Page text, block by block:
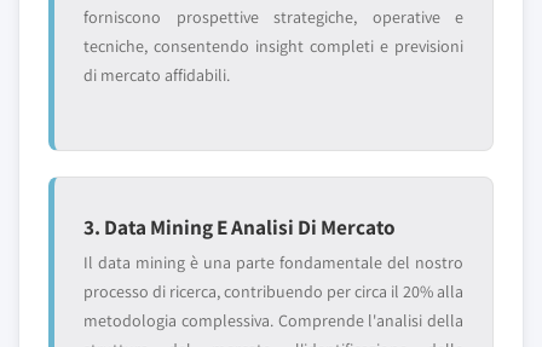
forniscono prospettive strategiche, operative e
tecniche, consentendo insight completi e previsioni
di mercato affidabili.
3. Data Mining E Analisi Di Mercato
Il data mining è una parte fondamentale del nostro
processo di ricerca, contribuendo per circa il 20% alla
metodologia complessiva. Comprende l'analisi della